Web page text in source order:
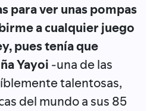
para ver unas pompas
a cualquier juego
pues tenía que
Yayoi -una de las
talentosas,
del mundo a sus 85